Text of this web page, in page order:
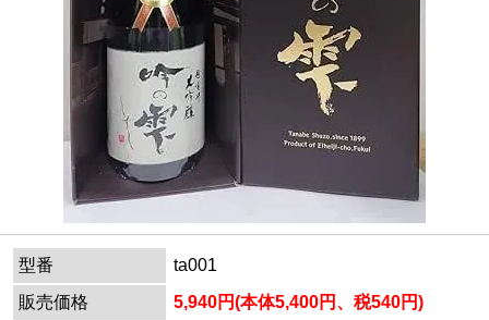
型番
ta001
販売価格
5,940円(本体5,400円、税540円)